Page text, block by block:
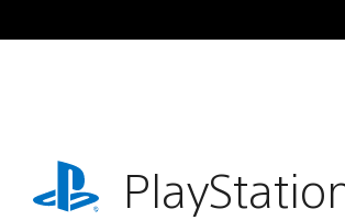
au
playstation.com